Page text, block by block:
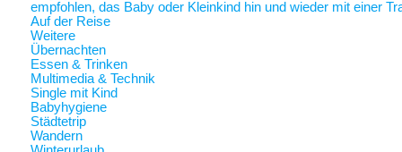
empfohlen, das Baby oder Kleinkind hin und wieder mit einer
Auf der Reise
Weitere
Übernachten
Essen & Trinken
Multimedia & Technik
Single mit Kind
Babyhygiene
Städtetrip
Wandern